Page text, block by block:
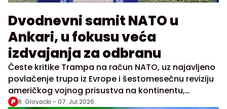
Dvodnevni samit NATO u
Ankari, u fokusu veća
izdvajanja za odbranu
Česte kritike Trampa na račun NATO, uz najavljeno
povlačenje trupa iz Evrope i šestomesečnu reviziju
američkog vojnog prisustva na kontinentu,
doprinele su neizvesnosti unutar Alijanse
R. Glovacki - 07. Jul 2026.